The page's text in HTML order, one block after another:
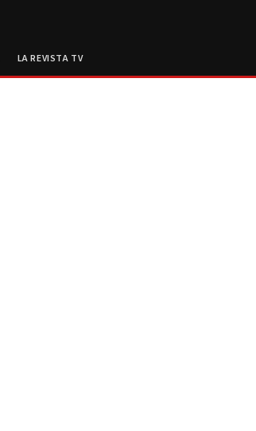
LA REVISTA TV